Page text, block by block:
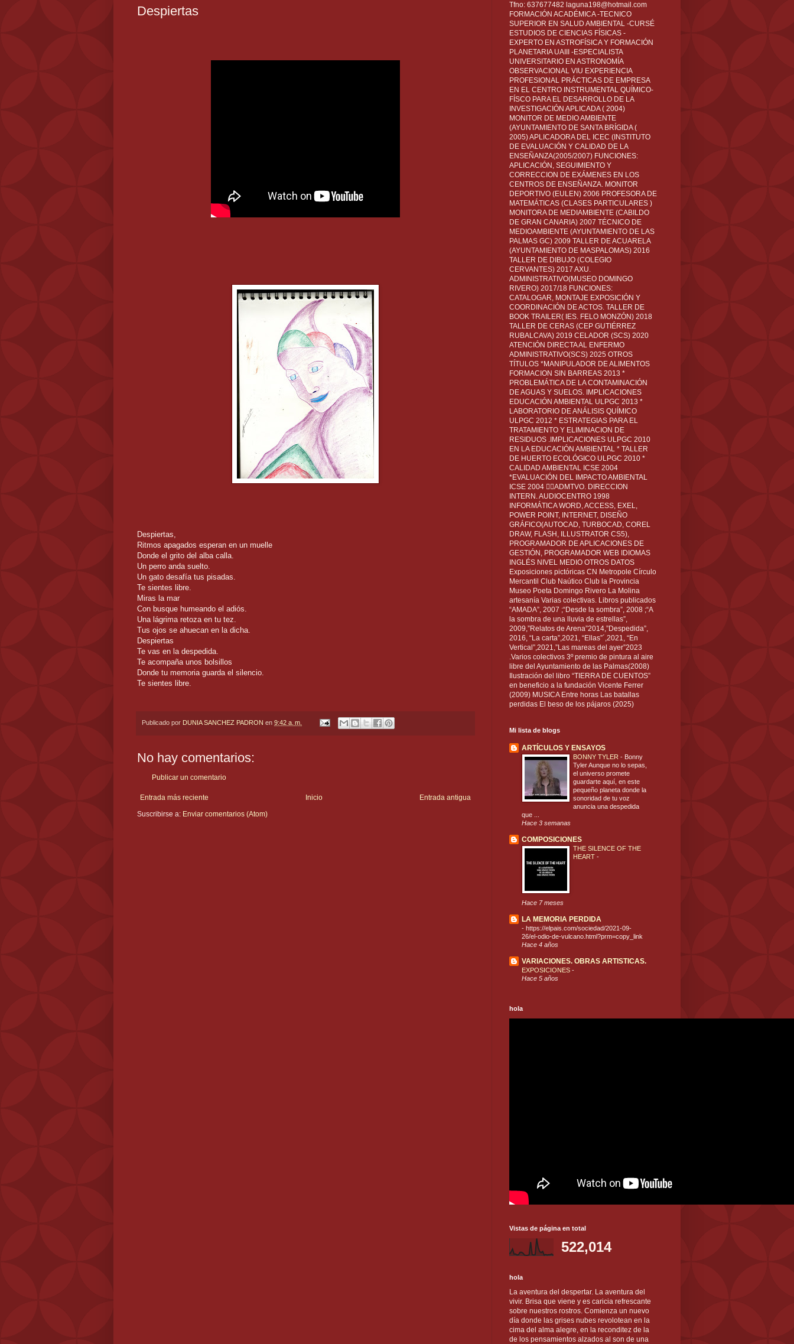
Despiertas
Despiertas,
Ritmos apagados esperan en un muelle
Donde el grito del alba calla.
Un perro anda suelto.
Un gato desafía tus pisadas.
Te sientes libre.
Miras la mar
Con busque humeando el adiós.
Una lágrima retoza en tu tez.
Tus ojos se ahuecan en la dicha.
Despiertas
Te vas en la despedida.
Te acompaña unos bolsillos
Donde tu memoria guarda el silencio.
Te sientes libre.
Publicado por DUNIA SANCHEZ PADRON en 9:42 a. m.
No hay comentarios:
Publicar un comentario
Entrada más reciente Entrada antigua
Inicio
Suscribirse a: Enviar comentarios (Atom)
Tfno: 637677482 laguna198@hotmail.com
FORMACIÓN ACADÉMICA -TECNICO
SUPERIOR EN SALUD AMBIENTAL -CURSÉ
ESTUDIOS DE CIENCIAS FÍSICAS -
EXPERTO EN ASTROFÍSICA Y FORMACIÓN
PLANETARIA UAIII -ESPECIALISTA
UNIVERSITARIO EN ASTRONOMÍA
OBSERVACIONAL VIU EXPERIENCIA
PROFESIONAL PRÁCTICAS DE EMPRESA
EN EL CENTRO INSTRUMENTAL QUÍMICO-
FÍSCO PARA EL DESARROLLO DE LA
INVESTIGACIÓN APLICADA ( 2004)
MONITOR DE MEDIO AMBIENTE
(AYUNTAMIENTO DE SANTA BRÍGIDA (
2005) APLICADORA DEL ICEC (INSTITUTO
DE EVALUACIÓN Y CALIDAD DE LA
ENSEÑANZA(2005/2007) FUNCIONES:
APLICACIÓN, SEGUIMIENTO Y
CORRECCION DE EXÁMENES EN LOS
CENTROS DE ENSEÑANZA. MONITOR
DEPORTIVO (EULEN) 2006 PROFESORA DE
MATEMÁTICAS (CLASES PARTICULARES )
MONITORA DE MEDIAMBIENTE (CABILDO
DE GRAN CANARIA) 2007 TÉCNICO DE
MEDIOAMBIENTE (AYUNTAMIENTO DE LAS
PALMAS GC) 2009 TALLER DE ACUARELA
(AYUNTAMIENTO DE MASPALOMAS) 2016
TALLER DE DIBUJO (COLEGIO
CERVANTES) 2017 AXU.
ADMINISTRATIVO(MUSEO DOMINGO
RIVERO) 2017/18 FUNCIONES:
CATALOGAR, MONTAJE EXPOSICIÓN Y
COORDINACIÓN DE ACTOS. TALLER DE
BOOK TRAILER( IES. FELO MONZÓN) 2018
TALLER DE CERAS (CEP GUTIÉRREZ
RUBALCAVA) 2019 CELADOR (SCS) 2020
ATENCIÓN DIRECTA AL ENFERMO
ADMINISTRATIVO(SCS) 2025 OTROS
TÍTULOS *MANIPULADOR DE ALIMENTOS
FORMACION SIN BARREAS 2013 *
PROBLEMÁTICA DE LA CONTAMINACIÓN
DE AGUAS Y SUELOS. IMPLICACIONES
EDUCACIÓN AMBIENTAL ULPGC 2013 *
LABORATORIO DE ANÁLISIS QUÍMICO
ULPGC 2012 * ESTRATEGIAS PARA EL
TRATAMIENTO Y ELIMINACION DE
RESIDUOS .IMPLICACIONES ULPGC 2010
EN LA EDUCACIÓN AMBIENTAL * TALLER
DE HUERTO ECOLÓGICO ULPGC 2010 *
CALIDAD AMBIENTAL ICSE 2004
*EVALUACIÓN DEL IMPACTO AMBIENTAL
ICSE 2004 ADMTVO. DIRECCION
INTERN. AUDIOCENTRO 1998
INFORMÁTICA WORD, ACCESS, EXEL,
POWER POINT, INTERNET, DISEÑO
GRÁFICO(AUTOCAD, TURBOCAD, COREL
DRAW, FLASH, ILLUSTRATOR CS5),
PROGRAMADOR DE APLICACIONES DE
GESTIÓN, PROGRAMADOR WEB IDIOMAS
INGLÉS NIVEL MEDIO OTROS DATOS
Exposiciones pictóricas CN Metropole Círculo
Mercantil Club Naútico Club la Provincia
Museo Poeta Domingo Rivero La Molina
artesanía Varias colectivas. Libros publicados
“AMADA”, 2007 ;“Desde la sombra”, 2008 ;“A
la sombra de una lluvia de estrellas”,
2009,”Relatos de Arena”2014,”Despedida”,
2016, “La carta”,2021, “Ellas”´,2021, “En
Vertical”,2021,”Las mareas del ayer”2023
.Varios colectivos 3º premio de pintura al aire
libre del Ayuntamiento de las Palmas(2008)
Ilustración del libro “TIERRA DE CUENTOS”
en beneficio a la fundación Vicente Ferrer
(2009) MUSICA Entre horas Las batallas
perdidas El beso de los pájaros (2025)
Mi lista de blogs
ARTÍCULOS Y ENSAYOS
BONNY TYLER - Bonny
Tyler Aunque no lo sepas,
el universo promete
guardarte aquí, en este
pequeño planeta donde la
sonoridad de tu voz
anuncia una despedida
que ...
Hace 3 semanas
COMPOSICIONES
THE SILENCE OF THE
HEART -
Hace 7 meses
LA MEMORIA PERDIDA
- https://elpais.com/sociedad/2021-09-
26/el-odio-de-vulcano.html?prm=copy_link
Hace 4 años
VARIACIONES. OBRAS ARTISTICAS.
EXPOSICIONES -
Hace 5 años
hola
Vistas de página en total
522,014
hola
La aventura del despertar. La aventura del
vivir. Brisa que viene y es caricia refrescante
sobre nuestros rostros. Comienza un nuevo
día donde las grises nubes revolotean en la
cima del alma alegre, en la reconditez de la
de los pensamientos alzados al son de una